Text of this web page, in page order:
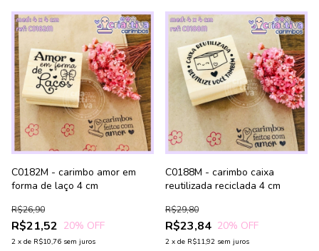
C0182M - carimbo amor em
forma de laço 4 cm
R$21,52
R$26,90
20% OFF
2 x de R$10,76 sem juros
C0188M - carimbo caixa
reutilizada reciclada 4 cm
R$23,84
R$29,80
20% OFF
2 x de R$11,92 sem juros